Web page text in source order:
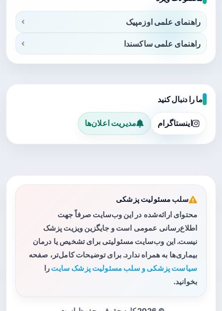
راهنمای علمی اوزمپیک
راهنمای علمی ساکسندا
ما را دنبال کنید
اینستاگرام مدیریت اعلان‌ها
سلب مسئولیت پزشکی
محتوای ارائه‌شده در این وب‌سایت صرفاً جهت
اطلاع‌رسانی عمومی است و جایگزین ویزیت پزشک
نیست. این وب‌سایت مسئولیتی برای تشخیص یا درمان
بیماری‌ها به همراه ندارد. برای توضیحات کامل‌تر، صفحه
سیاست پزشکی و سلب مسئولیت پزشک سایت را
بخوانید.